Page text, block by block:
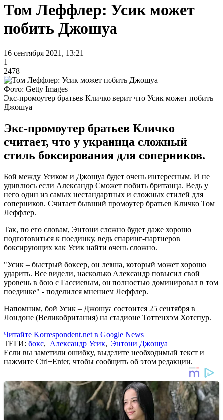
Том Леффлер: Усик может
побить Джошуа
16 сентября 2021, 13:21
1
2478
Фото: Getty Images
Экс-промоутер братьев Кличко верит что Усик может побить
Джошуа
Экс-промоутер братьев Кличко
считает, что у украинца сложный
стиль боксирования для соперников.
Бой между Усиком и Джошуа будет очень интересным. И не
удивлюсь если Александр Сможет побить британца. Ведь у
него один из самых нестандартных и сложных стилей для
соперников. Считает бывший промоутер братьев Кличко Том
Леффлер.
Так, по его словам, Энтони сложно будет даже хорошо
подготовиться к поединку, ведь спаринг-партнеров
боксирующих как Усик найти очень сложно.
"Усик – быстрый боксер, он левша, который может хорошо
ударить. Все видели, насколько Александр повысил свой
уровень в бою с Гассиевым, он полностью доминировал в том
поединке" - поделился мнением Леффлер.
Напомним, бой Усик – Джошуа состоится 25 сентября в
Лондоне (Великобритания) на стадионе Тоттенхэм Хотспур.
Читайте Korrespondent.net в Google News
ТЕГИ: бокс, Александр Усик, Энтони Джошуа
Если вы заметили ошибку, выделите необходимый текст и
нажмите Ctrl+Enter, чтобы сообщить об этом редакции.